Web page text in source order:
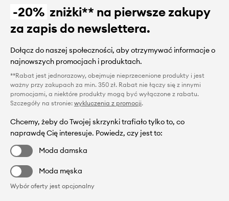
-20% zniżki** na pierwsze zakupy
za zapis do newslettera.
Dołącz do naszej społeczności, aby otrzymywać informacje o
najnowszych promocjach i produktach.
**Rabat jest jednorazowy, obejmuje nieprzecenione produkty i jest
ważny przy zakupach za min. 350 zł. Rabat nie łączy się z innymi
promocjami, a niektóre produkty mogą być wyłączone z rabatu.
Szczegóły na stronie: wykluczenia z promocji.
Chcemy, żeby do Twojej skrzynki trafiało tylko to, co
naprawdę Cię interesuje. Powiedz, czy jest to:
Moda damska
Moda męska
Wybór oferty jest opcjonalny